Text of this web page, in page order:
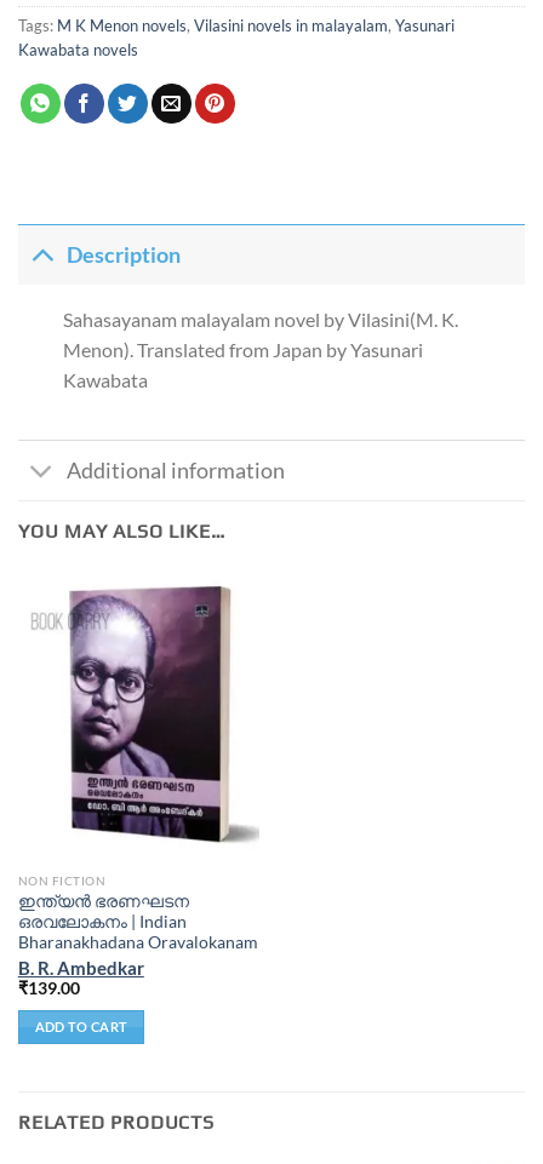
Tags: M K Menon novels, Vilasini novels in malayalam, Yasunari
Kawabata novels
Description
Sahasayanam malayalam novel by Vilasini(M. K.
Menon). Translated from Japan by Yasunari
Kawabata
Additional information
YOU MAY ALSO LIKE…
NON FICTION
ഇന്ത്യന്‍ ഭരണഘടന
ഒരവലോകനം | Indian
Bharanakhadana Oravalokanam
B. R. Ambedkar
₹139.00
ADD TO CART
RELATED PRODUCTS